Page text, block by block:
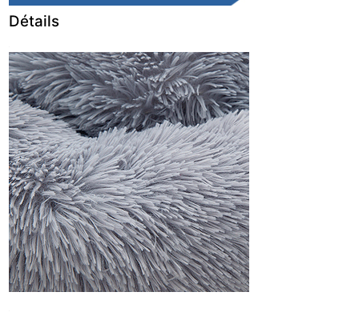
Détails